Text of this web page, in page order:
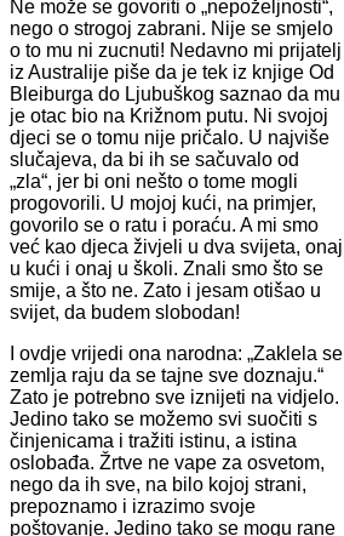
Ne može se govoriti o „nepoželjnosti“,
nego o strogoj zabrani. Nije se smjelo
o to mu ni zucnuti! Nedavno mi prijatelj
iz Australije piše da je tek iz knjige Od
Bleiburga do Ljubuškog saznao da mu
je otac bio na Križnom putu. Ni svojoj
djeci se o tomu nije pričalo. U najviše
slučajeva, da bi ih se sačuvalo od
„zla“, jer bi oni nešto o tome mogli
progovorili. U mojoj kući, na primjer,
govorilo se o ratu i poraću. A mi smo
već kao djeca živjeli u dva svijeta, onaj
u kući i onaj u školi. Znali smo što se
smije, a što ne. Zato i jesam otišao u
svijet, da budem slobodan!
I ovdje vrijedi ona narodna: „Zaklela se
zemlja raju da se tajne sve doznaju.“
Zato je potrebno sve iznijeti na vidjelo.
Jedino tako se možemo svi suočiti s
činjenicama i tražiti istinu, a istina
oslobađa. Žrtve ne vape za osvetom,
nego da ih sve, na bilo kojoj strani,
prepoznamo i izrazimo svoje
poštovanje. Jedino tako se mogu rane